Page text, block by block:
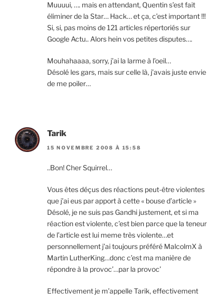
Muuuui, …. mais en attendant, Quentin s’est fait
éliminer de la Star… Hack… et ça, c’est important !!!
Si, si, pas moins de 121 articles répertoriés sur
Google Actu.. Alors hein vos petites disputes….
Mouhahaaaa, sorry, j’ai la larme à l’oeil…
Désolé les gars, mais sur celle là, j’avais juste envie
de me poiler…
Tarik
15 NOVEMBRE 2008 À 15:58
..Bon! Cher Squirrel…
Vous êtes déçus des réactions peut-être violentes
que j’ai eus par apport à cette « bouse d’article »
Désolé, je ne suis pas Gandhi justement, et si ma
réaction est violente, c’est bien parce que la teneur
de l’article est lui meme très violente…et
personnellement j’ai toujours préféré MalcolmX à
Martin LutherKing…donc c’est ma manière de
répondre à la provoc’…par la provoc’
Effectivement je m’appelle Tarik, effectivement